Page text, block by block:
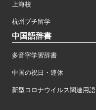
上海校
杭州プチ留学
中国語辞書
多音字学習辞書
中国の祝日・連休
新型コロナウイルス関連用語